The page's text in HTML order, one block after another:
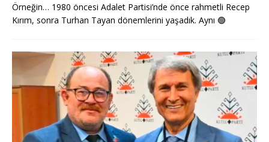
Örneğin… 1980 öncesi Adalet Partisi’nde önce rahmetli Recep
Kırım, sonra Turhan Tayan dönemlerini yaşadık. Aynı 🟢